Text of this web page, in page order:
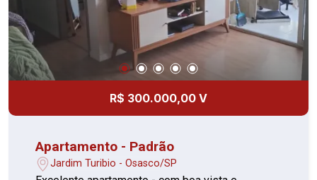
R$ 300.000,00 V
Apartamento - Padrão
Jardim Turibio - Osasco/SP